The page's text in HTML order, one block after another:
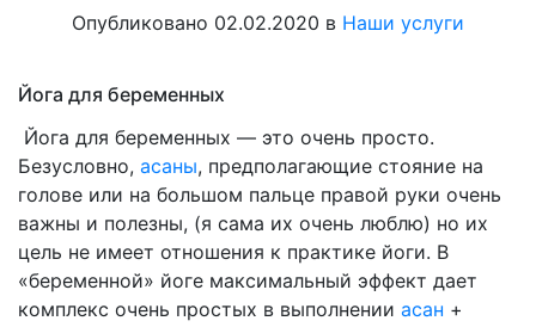
Опубликовано 02.02.2020 в Наши услуги
Йога для беременных
Йога для беременных — это очень просто.
Безусловно, асаны, предполагающие стояние на
голове или на большом пальце правой руки очень
важны и полезны, (я сама их очень люблю) но их
цель не имеет отношения к практике йоги. В
«беременной» йоге максимальный эффект дает
комплекс очень простых в выполнении асан +